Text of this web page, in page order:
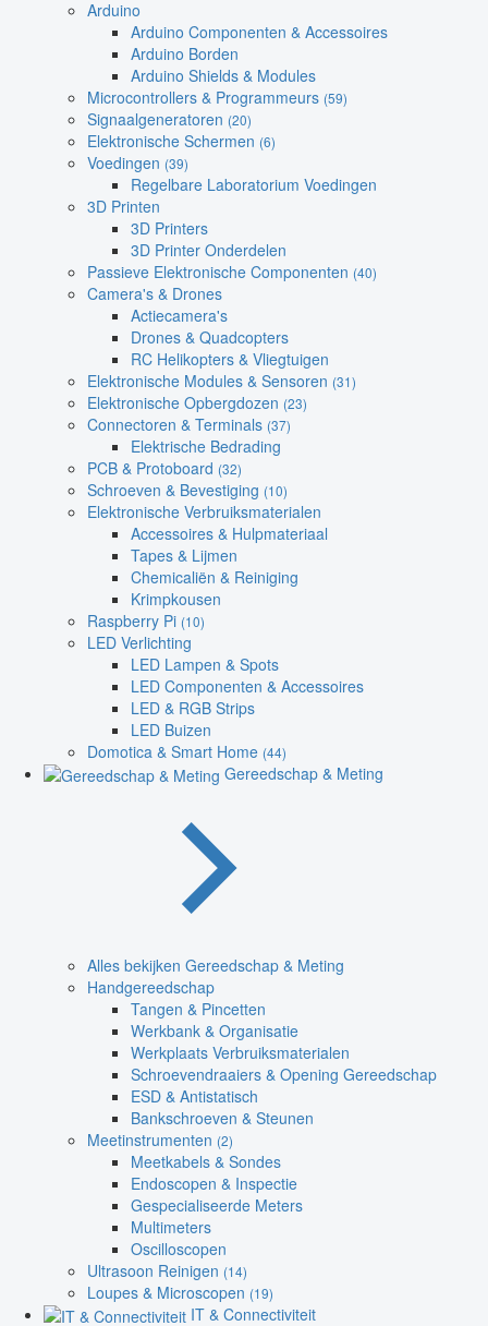
Arduino
Arduino Componenten & Accessoires
Arduino Borden
Arduino Shields & Modules
Microcontrollers & Programmeurs (59)
Signaalgeneratoren (20)
Elektronische Schermen (6)
Voedingen (39)
Regelbare Laboratorium Voedingen
3D Printen
3D Printers
3D Printer Onderdelen
Passieve Elektronische Componenten (40)
Camera's & Drones
Actiecamera's
Drones & Quadcopters
RC Helikopters & Vliegtuigen
Elektronische Modules & Sensoren (31)
Elektronische Opbergdozen (23)
Connectoren & Terminals (37)
Elektrische Bedrading
PCB & Protoboard (32)
Schroeven & Bevestiging (10)
Elektronische Verbruiksmaterialen
Accessoires & Hulpmateriaal
Tapes & Lijmen
Chemicaliën & Reiniging
Krimpkousen
Raspberry Pi (10)
LED Verlichting
LED Lampen & Spots
LED Componenten & Accessoires
LED & RGB Strips
LED Buizen
Domotica & Smart Home (44)
Gereedschap & Meting
Alles bekijken Gereedschap & Meting
Handgereedschap
Tangen & Pincetten
Werkbank & Organisatie
Werkplaats Verbruiksmaterialen
Schroevendraaiers & Opening Gereedschap
ESD & Antistatisch
Bankschroeven & Steunen
Meetinstrumenten (2)
Meetkabels & Sondes
Endoscopen & Inspectie
Gespecialiseerde Meters
Multimeters
Oscilloscopen
Ultrasoon Reinigen (14)
Loupes & Microscopen (19)
IT & Connectiviteit